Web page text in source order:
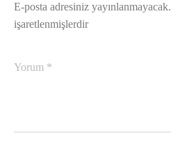
E-posta adresiniz yayınlanmayacak.
işaretlenmişlerdir